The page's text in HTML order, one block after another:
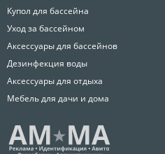
Купол для бассейна
Уход за бассейном
Аксессуары для бассейнов
Дезинфекция воды
Аксессуары для отдыха
Мебель для дачи и дома